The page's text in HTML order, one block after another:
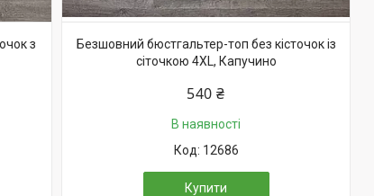
з
Безшовний бюстгальтер-топ без кісточок із
сіточкою 4XL, Капучино
540 ₴
В наявності
12686
Купити